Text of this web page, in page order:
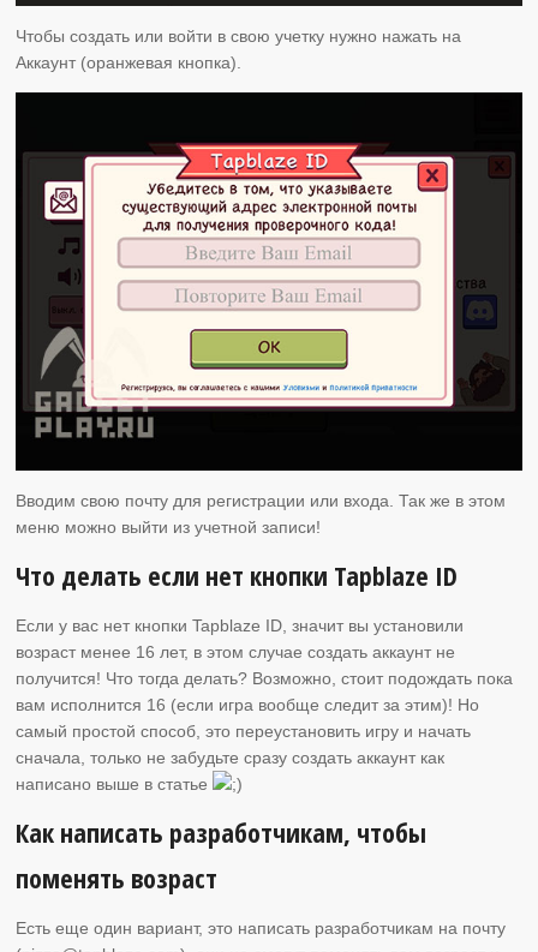
Чтобы создать или войти в свою учетку нужно нажать на
Аккаунт (оранжевая кнопка).
Вводим свою почту для регистрации или входа. Так же в этом
меню можно выйти из учетной записи!
Что делать если нет кнопки Tapblaze ID
Если у вас нет кнопки Tapblaze ID, значит вы установили
возраст менее 16 лет, в этом случае создать аккаунт не
получится! Что тогда делать? Возможно, стоит подождать пока
вам исполнится 16 (если игра вообще следит за этим)! Но
самый простой способ, это переустановить игру и начать
сначала, только не забудьте сразу создать аккаунт как
написано выше в статье
Как написать разработчикам, чтобы
поменять возраст
Есть еще один вариант, это написать разработчикам на почту